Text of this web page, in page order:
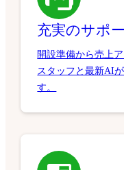
充実のサポ
開設準備から売上
スタッフと最新AI
す。